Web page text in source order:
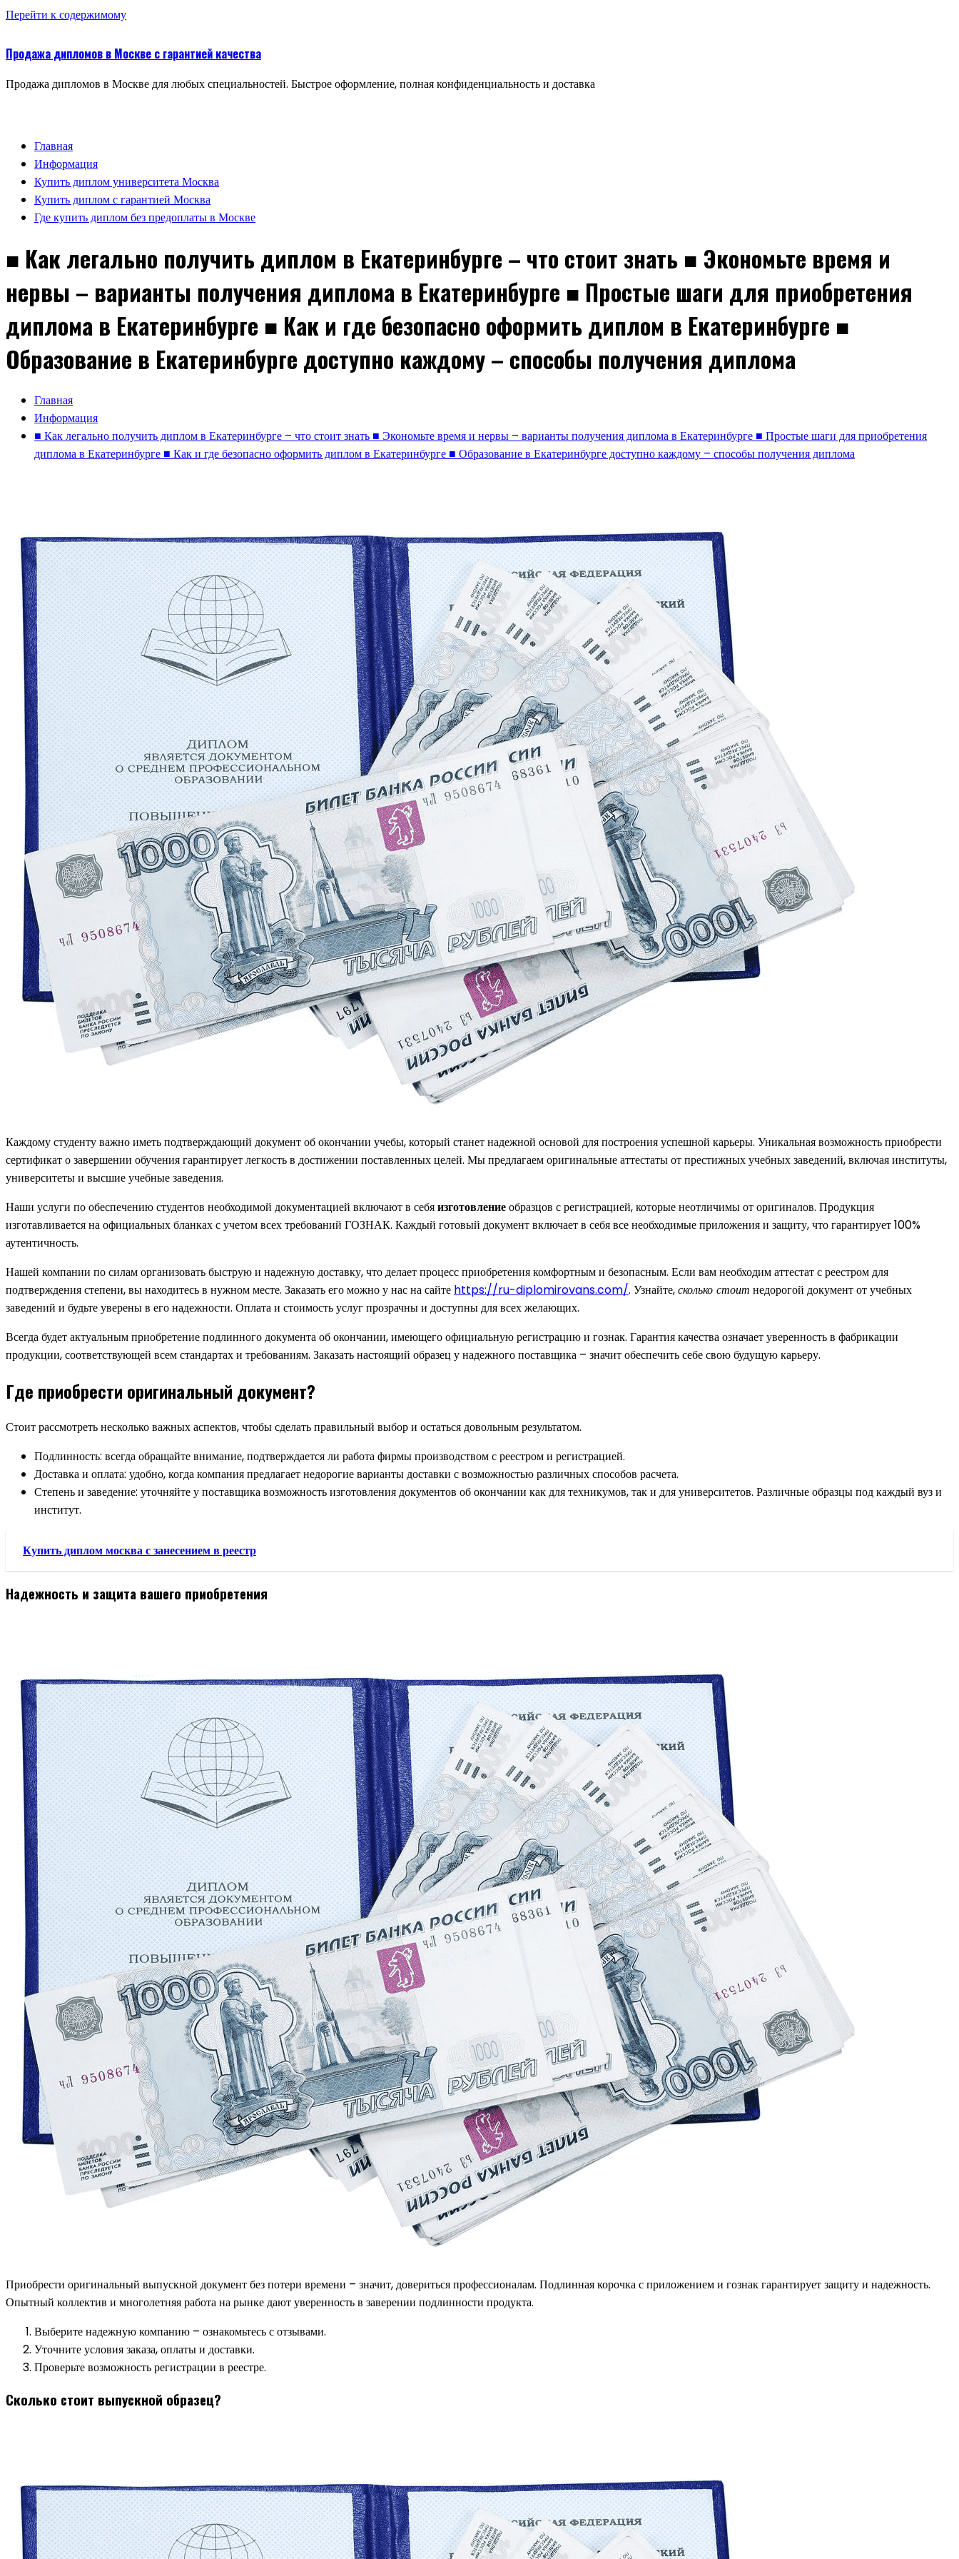
Перейти к содержимому
Продажа дипломов в Москве с гарантией качества
Продажа дипломов в Москве для любых специальностей. Быстрое оформление, полная конфиденциальность и доставка
Главная
Информация
Купить диплом университета Москва
Купить диплом с гарантией Москва
Где купить диплом без предоплаты в Москве
■ Как легально получить диплом в Екатеринбурге – что стоит знать ■ Экономьте время и
нервы – варианты получения диплома в Екатеринбурге ■ Простые шаги для приобретения
диплома в Екатеринбурге ■ Как и где безопасно оформить диплом в Екатеринбурге ■
Образование в Екатеринбурге доступно каждому – способы получения диплома
Главная
Информация
■ Как легально получить диплом в Екатеринбурге – что стоит знать ■ Экономьте время и нервы – варианты получения диплома в Екатеринбурге ■ Простые шаги для приобретения
диплома в Екатеринбурге ■ Как и где безопасно оформить диплом в Екатеринбурге ■ Образование в Екатеринбурге доступно каждому – способы получения диплома
Каждому студенту важно иметь подтверждающий документ об окончании учебы, который станет надежной основой для построения успешной карьеры. Уникальная возможность приобрести
сертификат о завершении обучения гарантирует легкость в достижении поставленных целей. Мы предлагаем оригинальные аттестаты от престижных учебных заведений, включая институты,
университеты и высшие учебные заведения.
Наши услуги по обеспечению студентов необходимой документацией включают в себяизготовлениеобразцов с регистрацией, которые неотличимы от оригиналов. Продукция
изготавливается на официальных бланках с учетом всех требований ГОЗНАК. Каждый готовый документ включает в себя все необходимые приложения и защиту, что гарантирует 100%
аутентичность.
Нашей компании по силам организовать быструю и надежную доставку, что делает процесс приобретения комфортным и безопасным. Если вам необходим аттестат с реестром для
подтверждения степени, вы находитесь в нужном месте. Заказать его можно у нас на сайте https://ru-diplomirovans.com/. Узнайте,сколько стоит недорогой документ от учебных
заведений и будьте уверены в его надежности. Оплата и стоимость услуг прозрачны и доступны для всех желающих.
Всегда будет актуальным приобретение подлинного документа об окончании, имеющего официальную регистрацию и гознак. Гарантия качества означает уверенность в фабрикации
продукции, соответствующей всем стандартах и требованиям. Заказать настоящий образец у надежного поставщика – значит обеспечить себе свою будущую карьеру.
Где приобрести оригинальный документ?
Стоит рассмотреть несколько важных аспектов, чтобы сделать правильный выбор и остаться довольным результатом.
Подлинность: всегда обращайте внимание, подтверждается ли работа фирмы производством с реестром и регистрацией.
Доставка и оплата: удобно, когда компания предлагает недорогие варианты доставки с возможностью различных способов расчета.
Степень и заведение: уточняйте у поставщика возможность изготовления документов об окончании как для техникумов, так и для университетов. Различные образцы под каждый вуз и
институт.
Купить диплом москва с занесением в реестр
Надежность и защита вашего приобретения
Приобрести оригинальный выпускной документ без потери времени – значит, довериться профессионалам. Подлинная корочка с приложением и гознак гарантирует защиту и надежность.
Опытный коллектив и многолетняя работа на рынке дают уверенность в заверении подлинности продукта.
Выберите надежную компанию – ознакомьтесь с отзывами.
Уточните условия заказа, оплаты и доставки.
Проверьте возможность регистрации в реестре.
Сколько стоит выпускной образец?